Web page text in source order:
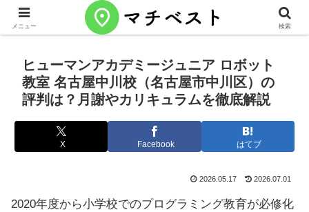
ヒューマンアカデミージュニア ロボット
教室 名古屋中川校（名古屋市中川区）の
評判は？月謝やカリキュラムを徹底解説
X Facebook はてブ
2026.05.17 2026.07.01
2020年度から小学校でのプログラミング教育が必修化
メニュー 検索